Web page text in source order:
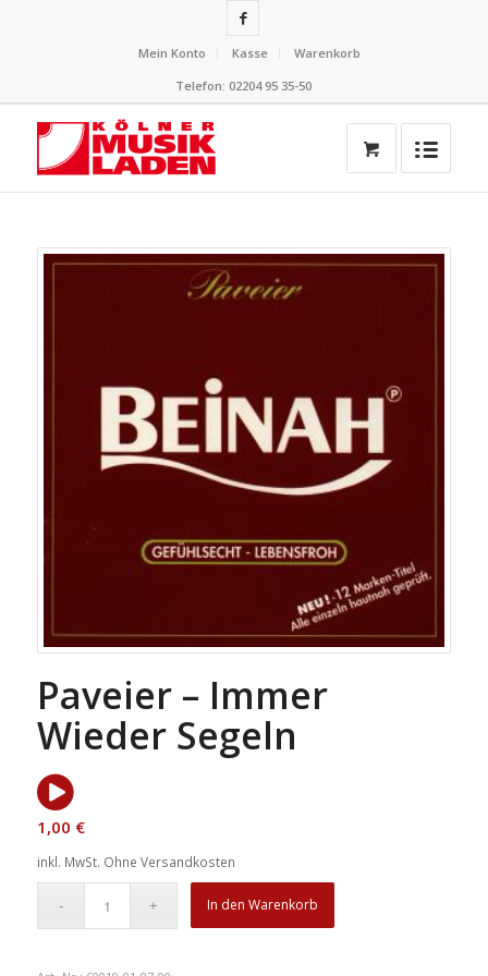
Mein Konto Kasse
Warenkorb
Telefon: 02204 95 35-50
Paveier – Immer
Wieder Segeln
1,00 €
inkl. MwSt. Ohne Versandkosten
In den Warenkorb